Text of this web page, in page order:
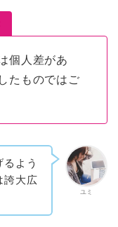
個人差があ
たものではご
ユミ
よう
誇大広